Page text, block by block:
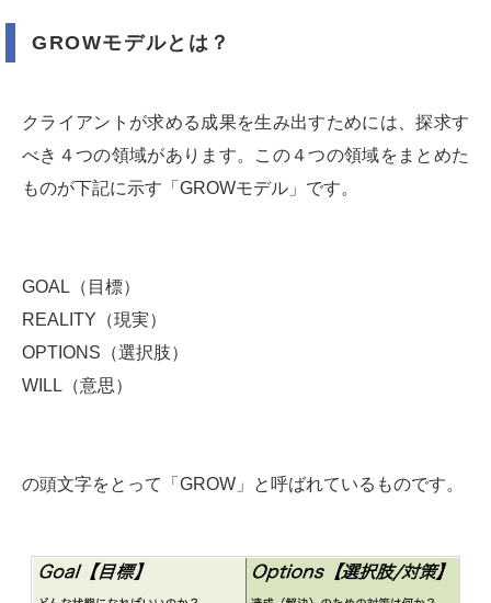
GROWモデルとは？
クライアントが求める成果を生み出すためには、探求す
べき４つの領域があります。この４つの領域をまとめた
ものが下記に示す「GROWモデル」です。
GOAL（目標）
REALITY（現実）
OPTIONS（選択肢）
WILL（意思）
の頭文字をとって「GROW」と呼ばれているものです。